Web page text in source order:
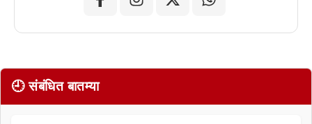
🕘 संबंधित बातम्या